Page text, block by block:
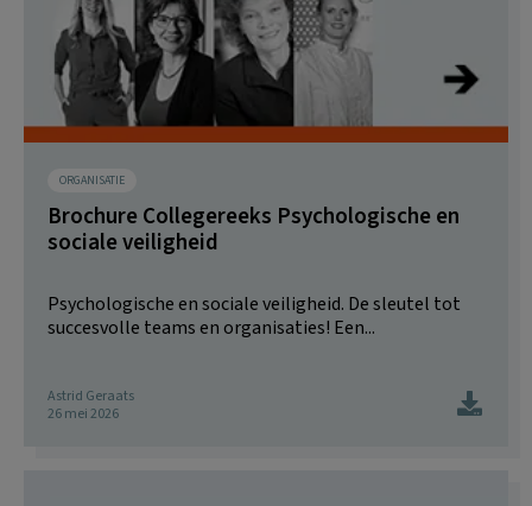
ORGANISATIE
Brochure Collegereeks Psychologische en
sociale veiligheid
Psychologische en sociale veiligheid. De sleutel tot
succesvolle teams en organisaties! Een...
Astrid Geraats
26 mei 2026